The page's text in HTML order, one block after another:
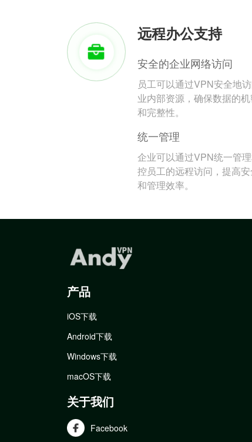
远程办公支持
安全的企业网络访问
员工可以通过VPN安全地
业内部资源，确保数据的
和完整性。
统一管理
企业可以通过VPN统一管
控员工的远程访问，提高
和管理效率。
产品
iOS下载
Android下载
Windows下载
macOS下载
关于我们
Facebook